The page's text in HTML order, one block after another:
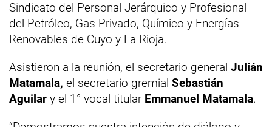
Sindicato del Personal Jerárquico y Profesional
del Petróleo, Gas Privado, Químico y Energías
Renovables de Cuyo y La Rioja.
Asistieron a la reunión, el secretario general Julián
Matamala, el secretario gremial Sebastián
Aguilar y el 1° vocal titular Emmanuel Matamala.